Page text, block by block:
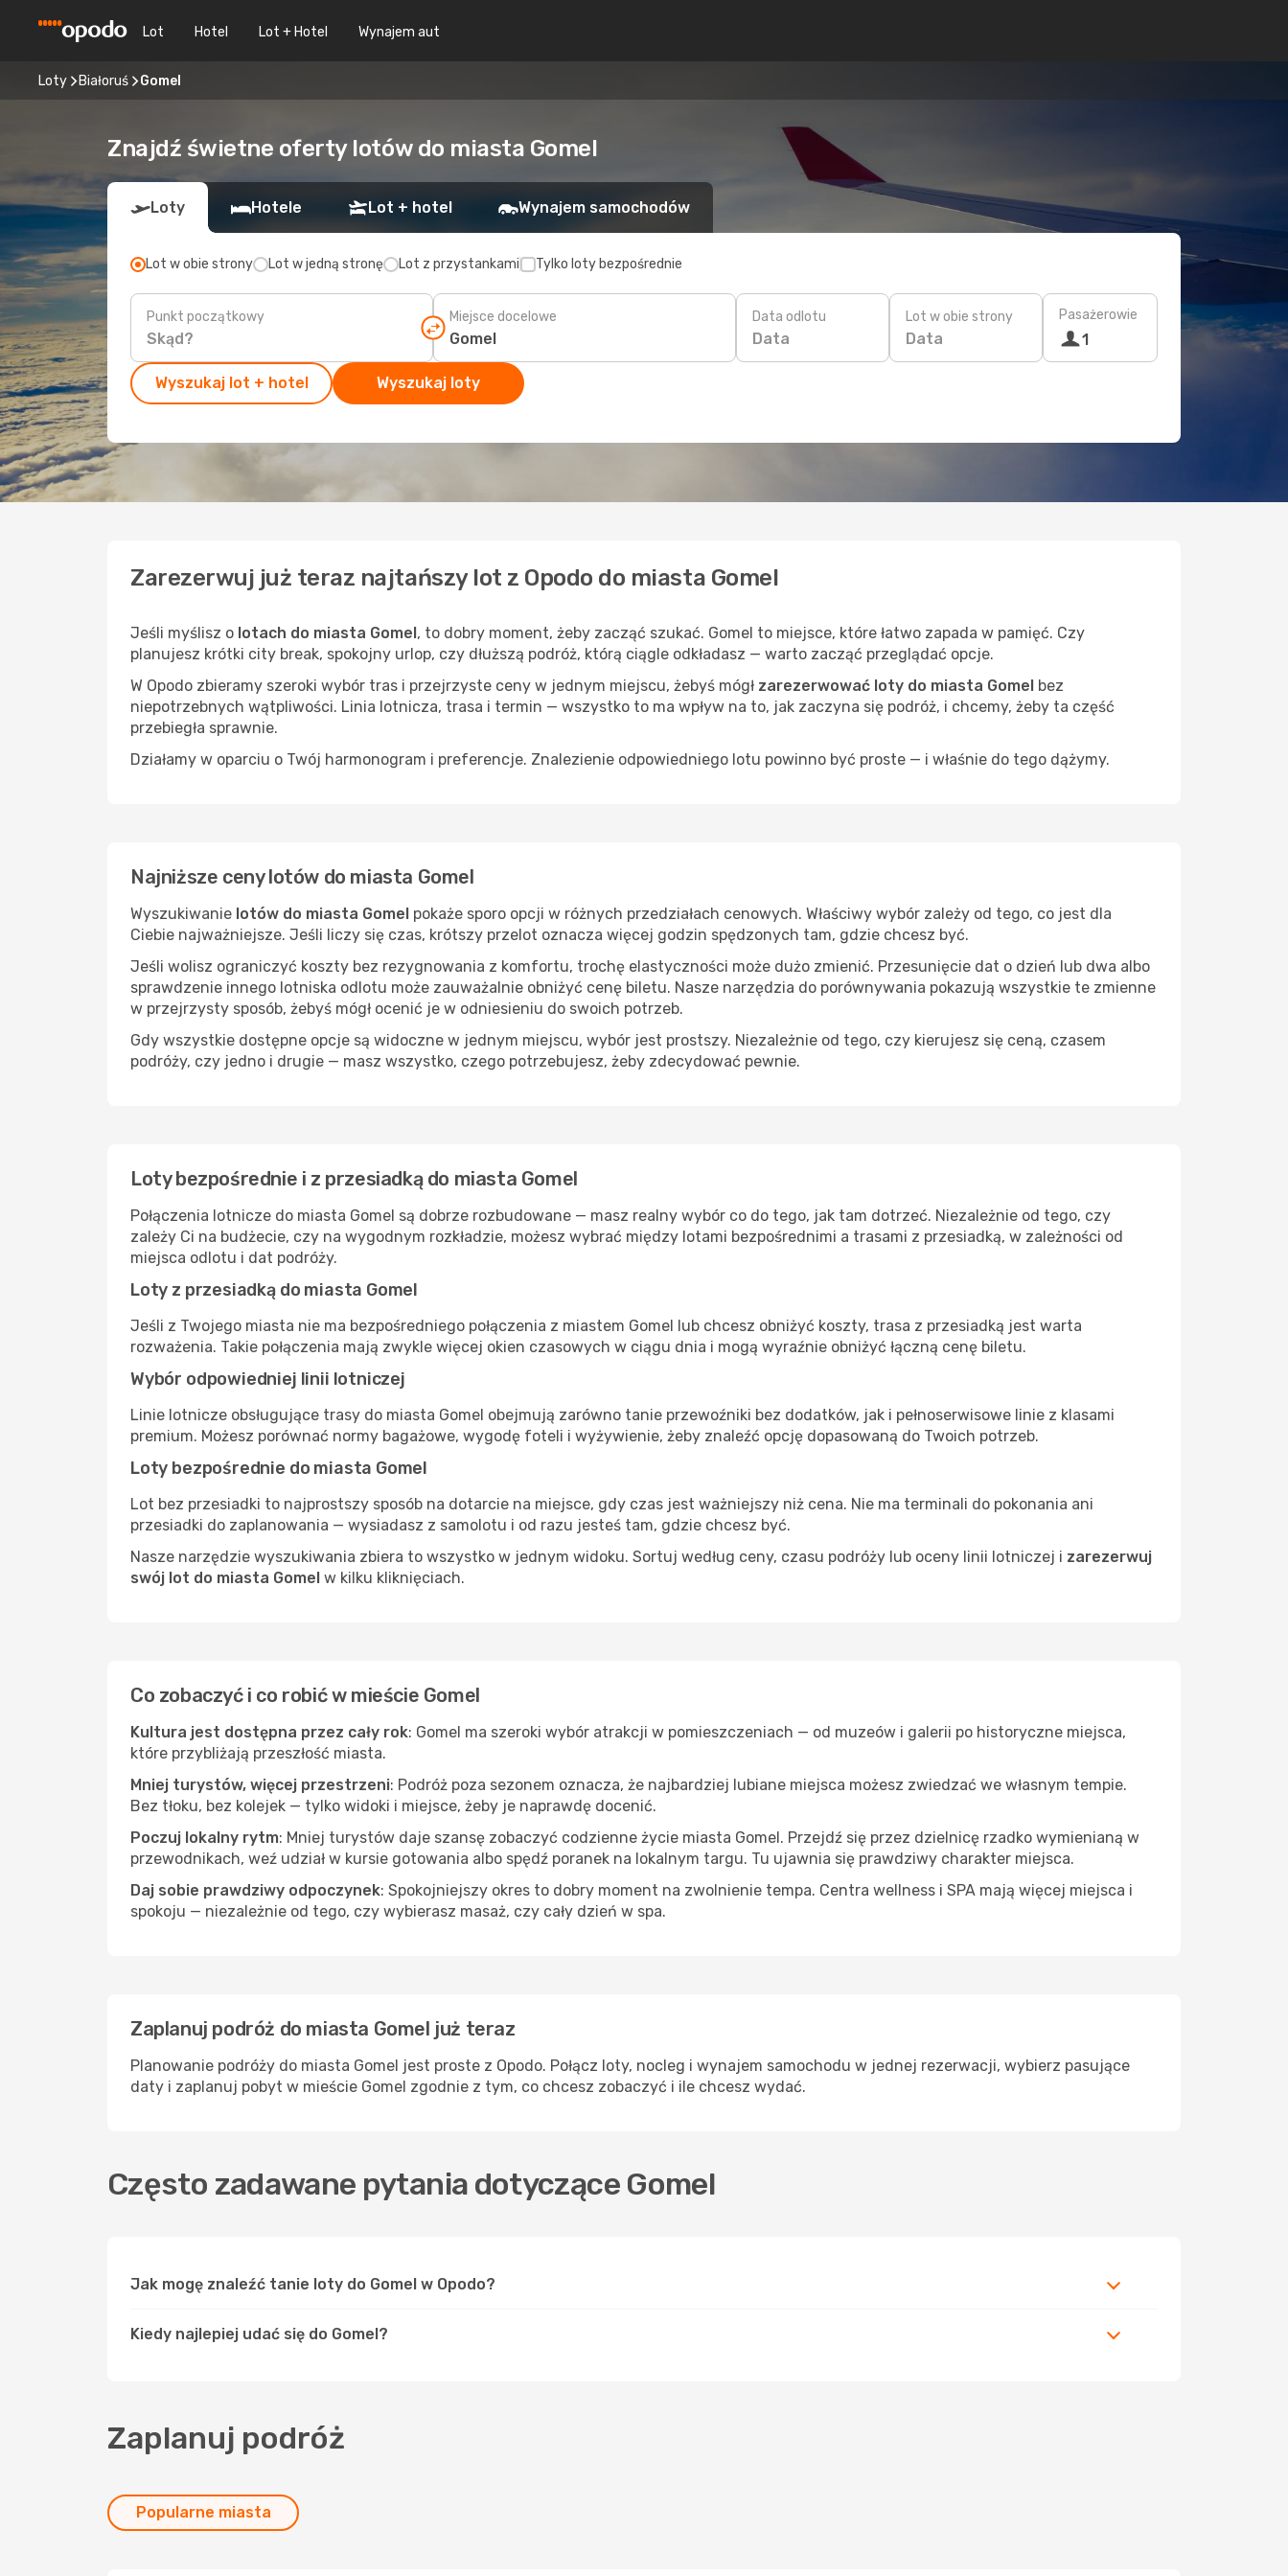
Lot Hotel Lot + Hotel Wynajem aut
Loty Białoruś Gomel
Znajdź świetne oferty lotów do miasta Gomel
Loty Hotele Lot + hotel Wynajem samochodów
Lot w obie strony Lot w jedną stronę Lot z przystankami Tylko loty bezpośrednie
Punkt początkowy Miejsce docelowe Data odlotu
Data
Lot w obie strony
Data
Pasażerowie
1
Wyszukaj lot + hotel Wyszukaj loty
Zarezerwuj już teraz najtańszy lot z Opodo do miasta Gomel
Jeśli myślisz o lotach do miasta Gomel, to dobry moment, żeby zacząć szukać. Gomel to miejsce, które łatwo zapada w pamięć. Czy
planujesz krótki city break, spokojny urlop, czy dłuższą podróż, którą ciągle odkładasz — warto zacząć przeglądać opcje.
W Opodo zbieramy szeroki wybór tras i przejrzyste ceny w jednym miejscu, żebyś mógł zarezerwować loty do miasta Gomel bez
niepotrzebnych wątpliwości. Linia lotnicza, trasa i termin — wszystko to ma wpływ na to, jak zaczyna się podróż, i chcemy, żeby ta część
przebiegła sprawnie.
Działamy w oparciu o Twój harmonogram i preferencje. Znalezienie odpowiedniego lotu powinno być proste — i właśnie do tego dążymy.
Najniższe ceny lotów do miasta Gomel
Wyszukiwanie lotów do miasta Gomel pokaże sporo opcji w różnych przedziałach cenowych. Właściwy wybór zależy od tego, co jest dla
Ciebie najważniejsze. Jeśli liczy się czas, krótszy przelot oznacza więcej godzin spędzonych tam, gdzie chcesz być.
Jeśli wolisz ograniczyć koszty bez rezygnowania z komfortu, trochę elastyczności może dużo zmienić. Przesunięcie dat o dzień lub dwa albo
sprawdzenie innego lotniska odlotu może zauważalnie obniżyć cenę biletu. Nasze narzędzia do porównywania pokazują wszystkie te zmienne
w przejrzysty sposób, żebyś mógł ocenić je w odniesieniu do swoich potrzeb.
Gdy wszystkie dostępne opcje są widoczne w jednym miejscu, wybór jest prostszy. Niezależnie od tego, czy kierujesz się ceną, czasem
podróży, czy jedno i drugie — masz wszystko, czego potrzebujesz, żeby zdecydować pewnie.
Loty bezpośrednie i z przesiadką do miasta Gomel
Połączenia lotnicze do miasta Gomel są dobrze rozbudowane — masz realny wybór co do tego, jak tam dotrzeć. Niezależnie od tego, czy
zależy Ci na budżecie, czy na wygodnym rozkładzie, możesz wybrać między lotami bezpośrednimi a trasami z przesiadką, w zależności od
miejsca odlotu i dat podróży.
Loty z przesiadką do miasta Gomel
Jeśli z Twojego miasta nie ma bezpośredniego połączenia z miastem Gomel lub chcesz obniżyć koszty, trasa z przesiadką jest warta
rozważenia. Takie połączenia mają zwykle więcej okien czasowych w ciągu dnia i mogą wyraźnie obniżyć łączną cenę biletu.
Wybór odpowiedniej linii lotniczej
Linie lotnicze obsługujące trasy do miasta Gomel obejmują zarówno tanie przewoźniki bez dodatków, jak i pełnoserwisowe linie z klasami
premium. Możesz porównać normy bagażowe, wygodę foteli i wyżywienie, żeby znaleźć opcję dopasowaną do Twoich potrzeb.
Loty bezpośrednie do miasta Gomel
Lot bez przesiadki to najprostszy sposób na dotarcie na miejsce, gdy czas jest ważniejszy niż cena. Nie ma terminali do pokonania ani
przesiadki do zaplanowania — wysiadasz z samolotu i od razu jesteś tam, gdzie chcesz być.
Nasze narzędzie wyszukiwania zbiera to wszystko w jednym widoku. Sortuj według ceny, czasu podróży lub oceny linii lotniczej i zarezerwuj
swój lot do miasta Gomel w kilku kliknięciach.
Co zobaczyć i co robić w mieście Gomel
Kultura jest dostępna przez cały rok: Gomel ma szeroki wybór atrakcji w pomieszczeniach — od muzeów i galerii po historyczne miejsca,
które przybliżają przeszłość miasta.
Mniej turystów, więcej przestrzeni: Podróż poza sezonem oznacza, że najbardziej lubiane miejsca możesz zwiedzać we własnym tempie.
Bez tłoku, bez kolejek — tylko widoki i miejsce, żeby je naprawdę docenić.
Poczuj lokalny rytm: Mniej turystów daje szansę zobaczyć codzienne życie miasta Gomel. Przejdź się przez dzielnicę rzadko wymienianą w
przewodnikach, weź udział w kursie gotowania albo spędź poranek na lokalnym targu. Tu ujawnia się prawdziwy charakter miejsca.
Daj sobie prawdziwy odpoczynek: Spokojniejszy okres to dobry moment na zwolnienie tempa. Centra wellness i SPA mają więcej miejsca i
spokoju — niezależnie od tego, czy wybierasz masaż, czy cały dzień w spa.
Zaplanuj podróż do miasta Gomel już teraz
Planowanie podróży do miasta Gomel jest proste z Opodo. Połącz loty, nocleg i wynajem samochodu w jednej rezerwacji, wybierz pasujące
daty i zaplanuj pobyt w mieście Gomel zgodnie z tym, co chcesz zobaczyć i ile chcesz wydać.
Często zadawane pytania dotyczące Gomel
Jak mogę znaleźć tanie loty do Gomel w Opodo?
Kiedy najlepiej udać się do Gomel?
Zaplanuj podróż
Popularne miasta